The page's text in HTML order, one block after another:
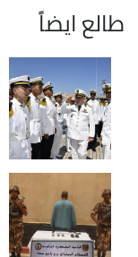
طالع ايضاً